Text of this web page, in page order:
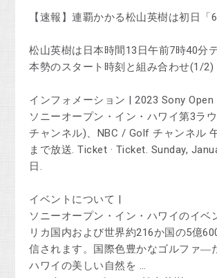
【速報】連覇かかる松山英樹は初日「
松山英樹は日本時間13日午前7時40分
本勢のスタート時刻と組み合わせ(1/2)
インフォメーション | 2023 Sony Open
ソニーオープン・イン・ハワイ第3ラ
チャンネル)、NBC / Golf チャンネル
まで放送. Ticket · Ticket. Sunday,
日.
イベントについて |
ソニーオープン・イン・ハワイのイベ
リカ国内および世界約216か国の5億
信されます。国際色豊かなゴルファ―
ハワイの美しい自然を …